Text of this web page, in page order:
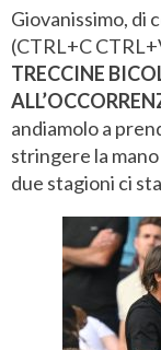
Giovanissimo, di
(CTRL+C
TRECCINE
andiamolo a
stringere la
due stagioni ci